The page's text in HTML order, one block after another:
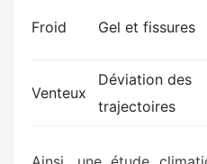
Froid Gel et fissures
Venteux
Déviation des
trajectoires